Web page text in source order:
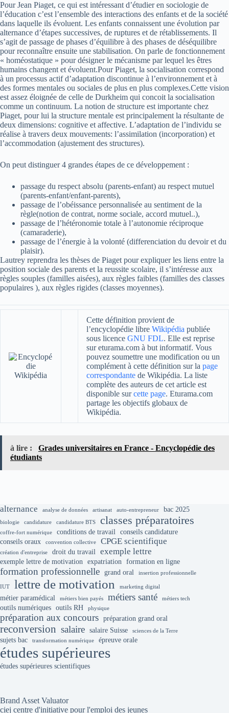
Pour Jean Piaget, ce qui est intéressant d’étudier en sociologie de
l’éducation c’est l’ensemble des interactions des enfants et de la société
dans laquelle ils évoluent. Les enfants connaissent une évolution par
alternance d’étapes successives, de ruptures et de rétablissements. Il
s’agit de passage de phases d’équilibre à des phases de déséquilibre
pour reconnaître ensuite une stabilisation. On parle de fonctionnement
« homéostatique » pour désigner le mécanisme par lequel les êtres
humains changent et évoluent.Pour Piaget, la socialisation correspond
à un processus actif d’adaptation discontinue à l’environnement et à
des formes mentales ou sociales de plus en plus complexes.Cette vision
est assez éloignée de celle de Durkheim qui concoit la socialisation
comme un continuum. La notion de structure est importante chez
Piaget, pour lui la structure mentale est principalement la résultante de
deux dimensions: cognitive et affective. L’adaptation de l’individu se
réalise à travers deux mouvements: l’assimilation (incorporation) et
l’accommodation (ajustement des structures).
On peut distinguer 4 grandes étapes de ce développement :
passage du respect absolu (parents-enfant) au respect mutuel
(parents-enfant/enfant-parents),
passage de l’obéissance personnalisée au sentiment de la
règle(notion de contrat, norme sociale, accord mutuel..),
passage de l’hétéronomie totale à l’autonomie réciproque
(camaraderie),
passage de l’énergie à la volonté (differenciation du devoir et du
plaisir).
Lautrey reprendra les thèses de Piaget pour expliquer les liens entre la
position sociale des parents et la reussite scolaire, il s’intéresse aux
règles souples (familles aisées), aux règles faibles (familles des classes
populaires ), aux règles rigides (classes moyennes).
Cette définition provient de
l’encyclopédie libre Wikipédia publiée
sous licence GNU FDL. Elle est reprise
sur eturama.com à but informatif. Vous
pouvez soumettre une modification ou un
complément à cette définition sur la page
correspondante de Wikipédia. La liste
complète des auteurs de cet article est
disponible surcette page. Eturama.com
partage les objectifs globaux de
Wikipédia.
à lire :
Grades universitaires en France - Encyclopédie des
étudiants
alternance analyse de données artisanat auto-entrepreneur bac 2025
biologie candidature candidature BTS classes préparatoires
coffre-fort numérique conditions de travail conseils candidature
conseils oraux
convention collective CPGE scientifique
création d'entreprise droit du travail exemple lettre
exemple lettre de motivation expatriation formation en ligne
formation professionnelle grand oral insertion professionnelle
IUT lettre de motivation marketing digital
métier paramédical métiers bien payés métiers santé métiers tech
outils numériques outils RH physique
préparation aux concours préparation grand oral
reconversion salaire salaire Suisse sciences de la Terre
sujets bac transformation numérique épreuve orale
études supérieures
études supérieures scientifiques
Brand Asset Valuator
ciej centre d'initiative pour l'emploi des jeunes